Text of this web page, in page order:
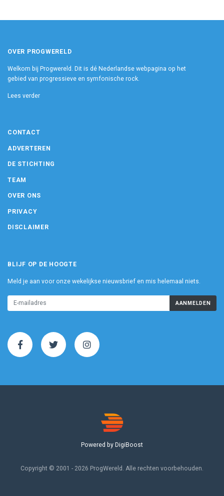
OVER PROGWERELD
Welkom bij Progwereld. Dit is dé Nederlandse webpagina op het
gebied van progressieve en symfonische rock.
Lees verder
CONTACT
ADVERTEREN
DE STICHTING
TEAM
OVER ONS
PRIVACY
DISCLAIMER
BLIJF OP DE HOOGTE
Meld je aan voor onze wekelijkse nieuwsbrief en mis helemaal niets.
AANMELDEN
Powered by DigiBoost
Copyright © 2001 - 2026 ProgWereld. Alle rechten voorbehouden.